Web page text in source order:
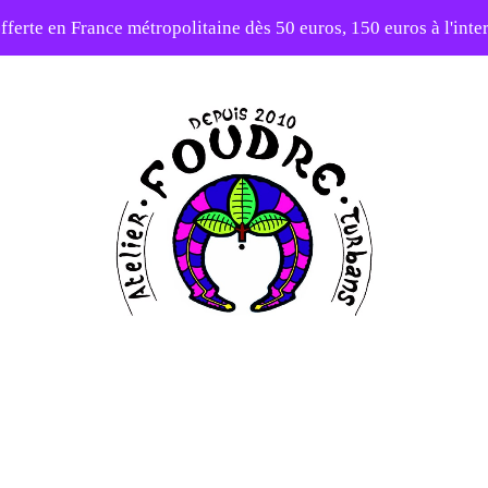
en vacances ! Expédition des commandes à partir du 31/